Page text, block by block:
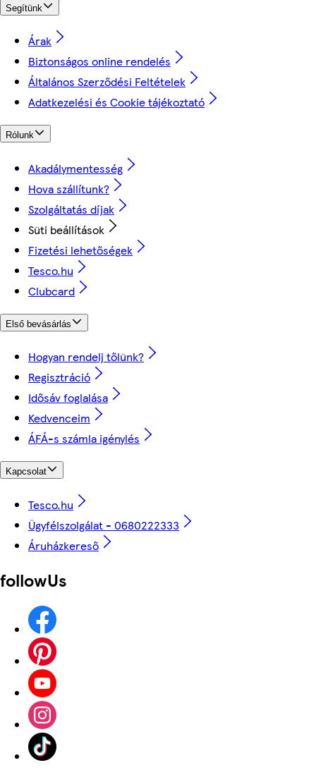
Segítünk
Árak
Biztonságos online rendelés
Általános Szerződési Feltételek
Adatkezelési és Cookie tájékoztató
Rólunk
Akadálymentesség
Hova szállítunk?
Szolgáltatás díjak
Süti beállítások
Fizetési lehetőségek
Tesco.hu
Clubcard
Első bevásárlás
Hogyan rendelj tőlünk?
Regisztráció
Idősáv foglalása
Kedvenceim
ÁFÁ-s számla igénylés
Kapcsolat
Tesco.hu
Ügyfélszolgálat - 0680222333
Áruházkereső
followUs